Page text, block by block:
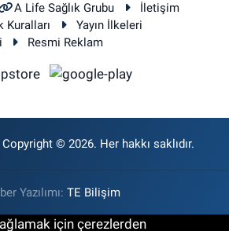
A Life Sağlık Grubu
İletişim
Kuralları
Yayın İlkeleri
Resmi Reklam
Copyright © 2026. Her hakkı saklıdır.
Yazılımı: TE Bilişim
için çerezlerden